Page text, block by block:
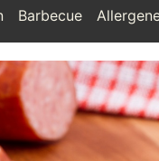
Barbecue